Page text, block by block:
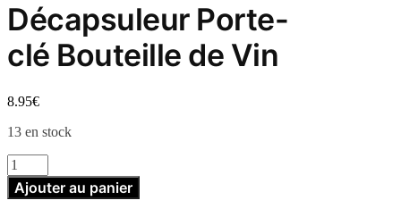
Décapsuleur Porte-
clé Bouteille de Vin
8.95€
13 en stock
quantité
de
Décapsuleur
Ajouter au panier